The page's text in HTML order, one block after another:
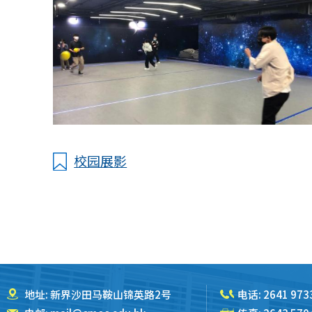
校园展影
地址: 新界沙田马鞍山锦英路2号
电话: 2641